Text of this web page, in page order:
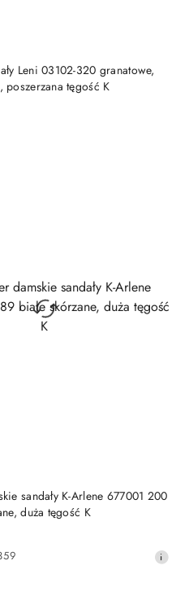
Leni 03102-320 granatowe,
poszerzana tęgość K
DO KOSZYKA
sandały K-Arlene 677001 200
duża tęgość K
DO KOSZYKA